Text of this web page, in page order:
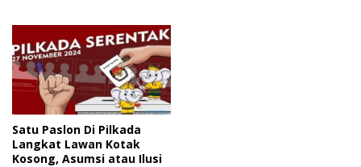
Satu Paslon Di Pilkada
Langkat Lawan Kotak
Kosong, Asumsi atau Ilusi